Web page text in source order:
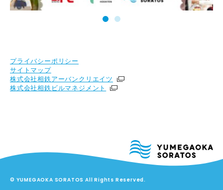
プライバシーポリシー
サイトマップ
株式会社相鉄アーバンクリエイツ
株式会社相鉄ビルマネジメント
© YUMEGAOKA SORATOS All Rights Reserved.